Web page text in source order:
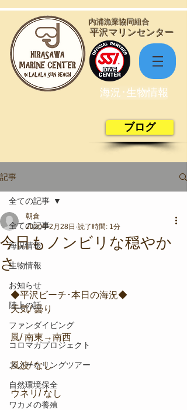
​平沢マリンセンター
​内浦漁業協同組合
海況･生物情報
ブログ
記事
全ての記事
海況情報
生物情報
お知らせ
陸上の話
ファンダイビング
コロマガプロジェクト
スノーケリングツアー
自然環境保全
ワカメの養殖
全ての記事
今日もノンビリな穏やか
さ
朝倉
2020年2月28日 読了時間: 1分
◆平沢ビーチ･本日の海況◆
天気/ 曇り
風/ 南東→南西
風波/ なし
ウネリ/ なし